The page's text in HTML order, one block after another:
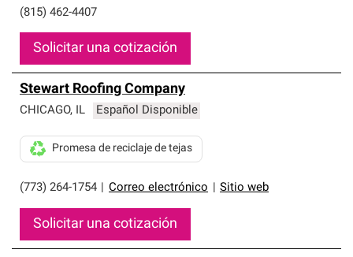
(815) 462-4407
Solicitar una cotización
Stewart Roofing Company
CHICAGO, IL Español Disponible
(773) 264-1754 Correo electrónico Sitio web
Promesa de reciclaje de tejas
Solicitar una cotización